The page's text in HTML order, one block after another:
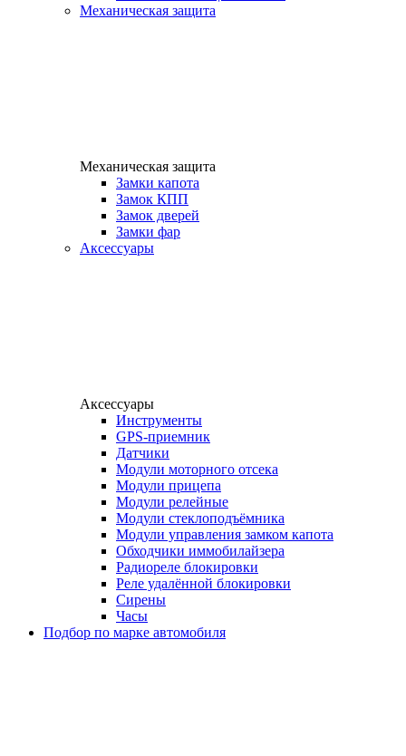
Механическая защита
Механическая защита
Замки капота
Замок КПП
Замок дверей
Замки фар
Аксессуары
Аксессуары
Инструменты
GPS-приемник
Датчики
Модули моторного отсека
Модули прицепа
Модули релейные
Модули стеклоподъёмника
Модули управления замком капота
Обходчики иммобилайзера
Радиореле блокировки
Реле удалённой блокировки
Сирены
Часы
Подбор по марке автомобиля